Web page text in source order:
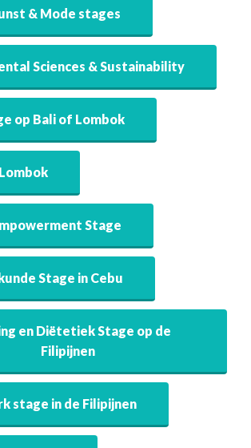
& Mode stages
Sciences & Sustainability
op Bali of Lombok
Stage
Stage in Cebu
en Diëtetiek Stage op de
Filipijnen
stage in de Filipijnen